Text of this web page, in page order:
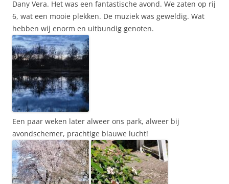
Dany Vera. Het was een fantastische avond. We zaten op rij
6, wat een mooie plekken. De muziek was geweldig. Wat
hebben wij enorm en uitbundig genoten.
Een paar weken later alweer ons park, alweer bij
avondschemer, prachtige blauwe lucht!